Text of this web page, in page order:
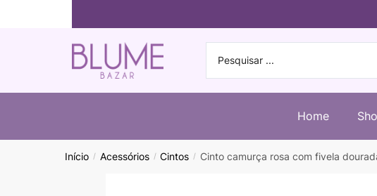
Home
Início / Acessórios / Cintos / Cinto camurça rosa com fivela